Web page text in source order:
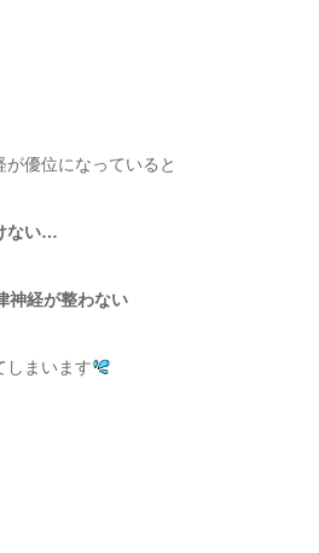
優位になっていると
ない…
神経が整わない
しまいます